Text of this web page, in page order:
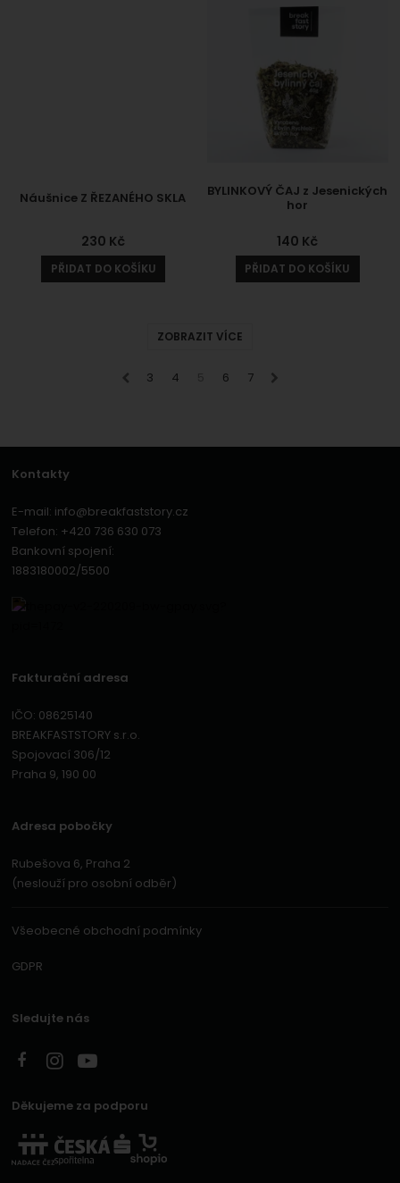
Náušnice Z ŘEZANÉHO SKLA
230 Kč
PŘIDAT DO KOŠÍKU
BYLINKOVÝ ČAJ z Jesenických
hor
140 Kč
PŘIDAT DO KOŠÍKU
ZOBRAZIT VÍCE
předchozí
3 4 6 7 následující
Kontakty
E-mail: info@breakfaststory.cz
Telefon: +420 736 630 073
Bankovní spojení:
1883180002/5500
Fakturační adresa
IČO: 08625140
BREAKFASTSTORY s.r.o.
Spojovací 306/12
Praha 9, 190 00
Adresa pobočky
Rubešova 6, Praha 2
(neslouží pro osobní odběr)
Všeobecné obchodní podmínky
GDPR
Sledujte nás
Děkujeme za podporu